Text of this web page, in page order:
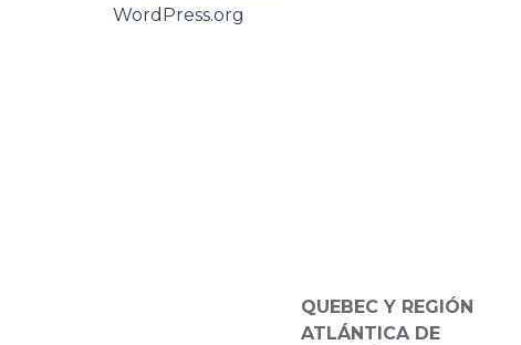
WordPress.org
QUEBEC Y REGIÓN
ATLÁNTICA DE